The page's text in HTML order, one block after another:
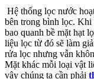
Hệ thống lọc nước
bên trong bình lọc. Khi
bao quanh bề mặt hạt
liệu lọc từ đó sẽ làm
rửa lọc nhưng vẫn
Mặt khác mỗi loại vật
vậy chúng ta cần phải